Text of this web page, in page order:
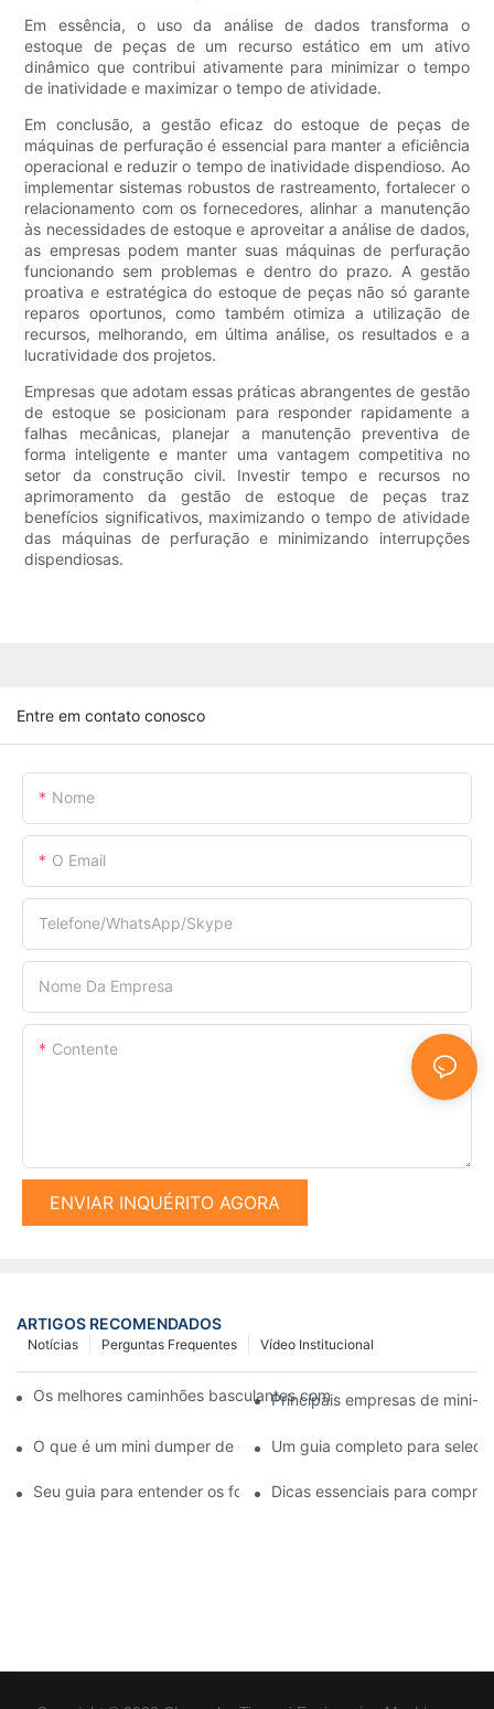
Em essência, o uso da análise de dados transforma o
estoque de peças de um recurso estático em um ativo
dinâmico que contribui ativamente para minimizar o tempo
de inatividade e maximizar o tempo de atividade.
Em conclusão, a gestão eficaz do estoque de peças de
máquinas de perfuração é essencial para manter a eficiência
operacional e reduzir o tempo de inatividade dispendioso. Ao
implementar sistemas robustos de rastreamento, fortalecer o
relacionamento com os fornecedores, alinhar a manutenção
às necessidades de estoque e aproveitar a análise de dados,
as empresas podem manter suas máquinas de perfuração
funcionando sem problemas e dentro do prazo. A gestão
proativa e estratégica do estoque de peças não só garante
reparos oportunos, como também otimiza a utilização de
recursos, melhorando, em última análise, os resultados e a
lucratividade dos projetos.
Empresas que adotam essas práticas abrangentes de gestão
de estoque se posicionam para responder rapidamente a
falhas mecânicas, planejar a manutenção preventiva de
forma inteligente e manter uma vantagem competitiva no
setor da construção civil. Investir tempo e recursos no
aprimoramento da gestão de estoque de peças traz
benefícios significativos, maximizando o tempo de atividade
das máquinas de perfuração e minimizando interrupções
dispendiosas.
Entre em contato conosco
Nome
O Email
Telefone/WhatsApp/Skype
Nome Da Empresa
Contente
ENVIAR INQUÉRITO AGORA
ARTIGOS RECOMENDADOS
Vídeo Institucional
Perguntas Frequentes
Notícias
Os melhores caminhões basculantes com esteiras disponíveis
Principais empresas de mini-
O que é um mini dumper de esteiras e quais são seus
Um guia completo para
Seu guia para entender os fornecedores de martelos
Dicas essenciais para